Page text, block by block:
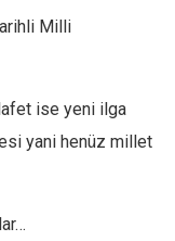
Milli
ise yeni ilga
yani henüz millet